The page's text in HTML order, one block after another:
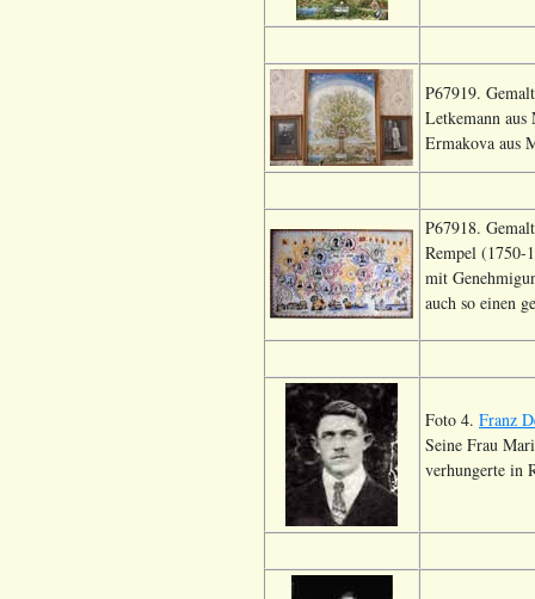
P67919.
Letkemann
Ermakova aus
P67918.
Rempel (1750-
mit
auch so einen
Foto 4. Franz
Seine Frau
verhungerte in